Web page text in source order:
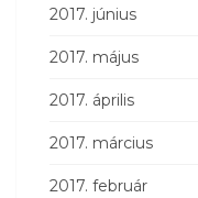
2017. június
2017. május
2017. április
2017. március
2017. február